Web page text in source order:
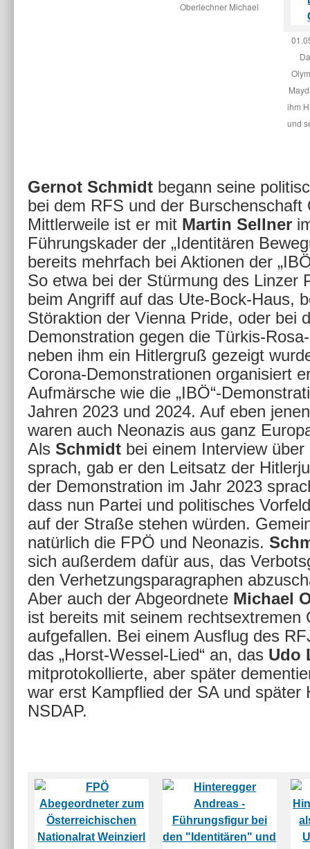
Oberlechner Michael
ihm
und
Gernot Schmidt begann seine
bei dem RFS und der Burschenschaft
Mittlerweile ist er mit Martin Sellner
Führungskader der „Identitären
bereits mehrfach bei Aktionen der
So etwa bei der Stürmung des Linzer
beim Angriff auf das Ute-Bock-Haus,
Störaktion der Vienna Pride, oder bei
Demonstration gegen die Türkis-
neben ihm ein Hitlergruß gezeigt
Corona-Demonstrationen organisiert
Aufmärsche wie die „IBÖ“-
Jahren 2023 und 2024. Auf eben
waren auch Neonazis aus ganz
Als Schmidt bei einem Interview
sprach, gab er den Leitsatz der
der Demonstration im Jahr 2023
dass nun Partei und politisches
auf der Straße stehen würden.
natürlich die FPÖ und Neonazis.
sich außerdem dafür aus, das
den Verhetzungsparagraphen
Aber auch der Abgeordnete Michael
ist bereits mit seinem rechtsextremen
aufgefallen. Bei einem Ausflug des
das „Horst-Wessel-Lied“ an, das Udo
mitprotokollierte, aber später
war erst Kampflied der SA und später
NSDAP.